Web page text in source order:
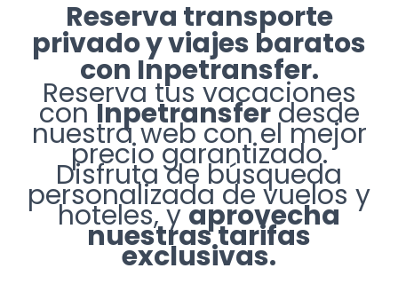
Reserva transporte
privado y viajes baratos
con Inpetransfer.
Reserva tus vacaciones
conInpetransferdesde
nuestra web con el mejor
precio garantizado.
Disfruta de búsqueda
personalizada de vuelos y
hoteles, yaprovecha
nuestras tarifas
exclusivas.